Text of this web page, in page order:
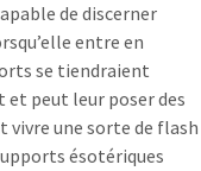
de discerner
entre en
se tiendraient
et peut leur poser des
vivre une sorte de flash
ésotériques